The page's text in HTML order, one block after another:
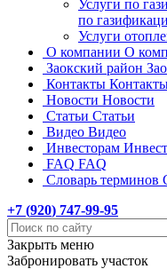
Услуги по
по
Услуги
О компании О
Заокский район
Контакты
Новости Новости
Статьи Статьи
Видео Видео
Инвесторам
FAQ FAQ
Словарь терминов
+7 (920) 747-99-95
Закрыть меню
Забронировать участок